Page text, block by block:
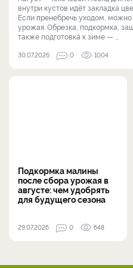
внутри кустов идёт закладка
Если пренебречь уходом,
урожая. Обрезка, подкормка,
также подготовка к зиме — ...
30.07.2026 0 1004
Подкормка малины
после сбора урожая в
августе: чем удобрять
для будущего сезона
29.07.2026 0 648